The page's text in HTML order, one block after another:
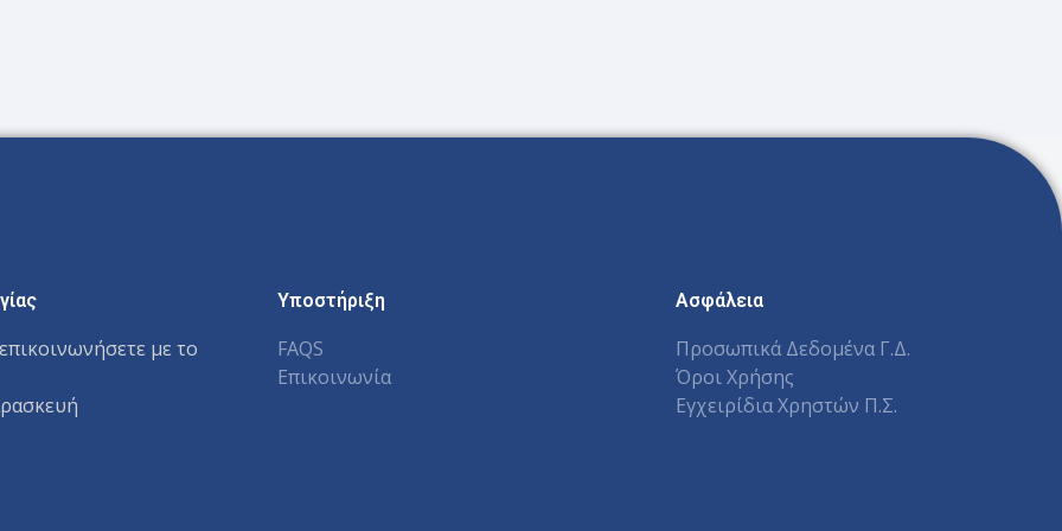
με το
Υποστήριξη
FAQS
Επικοινωνία
Ασφάλεια
Προσωπικά Δεδομένα Γ.Δ.
Όροι Χρήσης
Εγχειρίδια Χρηστών Π.Σ.